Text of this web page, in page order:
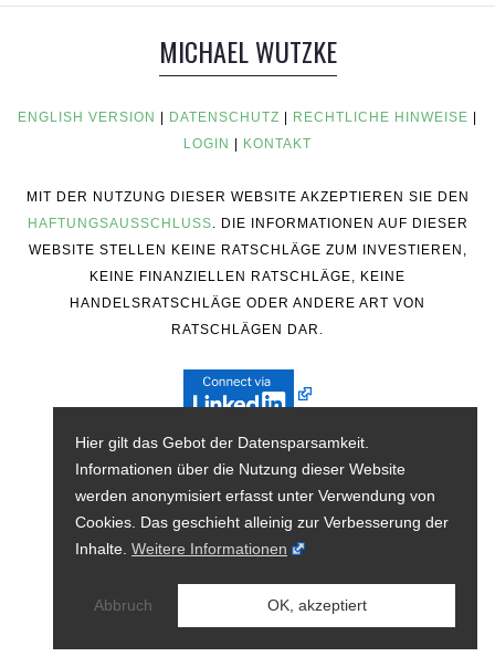
MICHAEL WUTZKE
ENGLISH VERSION DATENSCHUTZ RECHTLICHE HINWEISE
LOGIN
KONTAKT
MIT DER NUTZUNG DIESER WEBSITE AKZEPTIEREN SIE DEN
HAFTUNGSAUSSCHLUSS. DIE INFORMATIONEN AUF DIESER
WEBSITE STELLEN KEINE RATSCHLÄGE ZUM INVESTIEREN,
KEINE FINANZIELLEN RATSCHLÄGE, KEINE
HANDELSRATSCHLÄGE ODER ANDERE ART VON
RATSCHLÄGEN DAR.
Hier gilt das Gebot der Datensparsamkeit.
Informationen über die Nutzung dieser Website
werden anonymisiert erfasst unter Verwendung von
Cookies. Das geschieht alleinig zur Verbesserung der
Inhalte. Weitere Informationen
Abbruch OK, akzeptiert